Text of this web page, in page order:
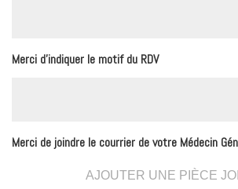
Merci d'indiquer le motif du RDV
Merci de joindre le courrier de votre Médecin
AJOUTER UNE PIÈCE